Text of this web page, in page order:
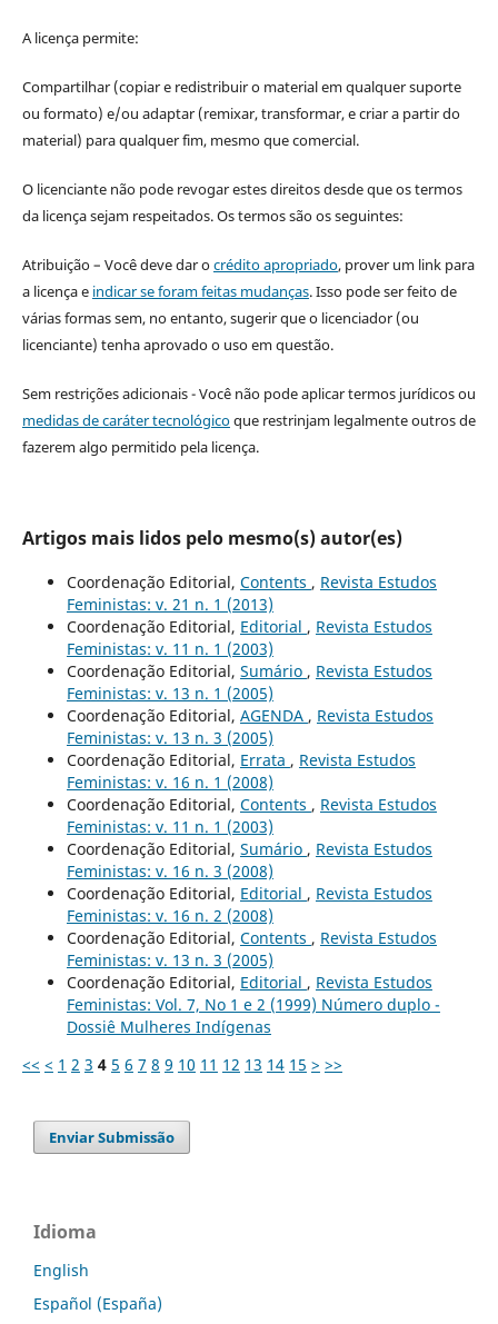
A licença permite:
Compartilhar (copiar e redistribuir o material em qualquer suporte
ou formato) e/ou adaptar (remixar, transformar, e criar a partir do
material) para qualquer fim, mesmo que comercial.
O licenciante não pode revogar estes direitos desde que os termos
da licença sejam respeitados. Os termos são os seguintes:
Atribuição – Você deve dar ocrédito apropriado, prover um link para
a licença e indicar se foram feitas mudanças. Isso pode ser feito de
várias formas sem, no entanto, sugerir que o licenciador (ou
licenciante) tenha aprovado o uso em questão.
Sem restrições adicionais - Você não pode aplicar termos jurídicos ou
medidas de caráter tecnológicoque restrinjam legalmente outros de
fazerem algo permitido pela licença.
Artigos mais lidos pelo mesmo(s) autor(es)
Coordenação Editorial, Contents , Revista Estudos
Feministas: v. 21 n. 1 (2013)
Coordenação Editorial, Editorial , Revista Estudos
Feministas: v. 11 n. 1 (2003)
Coordenação Editorial, Sumário , Revista Estudos
Feministas: v. 13 n. 1 (2005)
Coordenação Editorial, AGENDA , Revista Estudos
Feministas: v. 13 n. 3 (2005)
Coordenação Editorial, Errata , Revista Estudos
Feministas: v. 16 n. 1 (2008)
Coordenação Editorial, Contents , Revista Estudos
Feministas: v. 11 n. 1 (2003)
Coordenação Editorial, Sumário , Revista Estudos
Feministas: v. 16 n. 3 (2008)
Coordenação Editorial, Editorial , Revista Estudos
Feministas: v. 16 n. 2 (2008)
Coordenação Editorial, Contents , Revista Estudos
Feministas: v. 13 n. 3 (2005)
Coordenação Editorial, Editorial , Revista Estudos
Feministas: Vol. 7, No 1 e 2 (1999) Número duplo -
Dossiê Mulheres Indígenas
<< < 1 2 3 4 5 6 7 8 9 10 11 12 13 14 15 > >>
Enviar Submissão
Idioma
English
Español (España)